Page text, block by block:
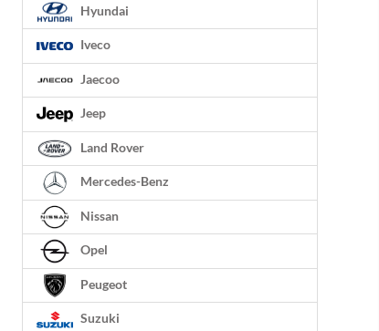
Hyundai
Iveco
Jaecoo
Jeep
Land Rover
Mercedes-Benz
Nissan
Opel
Peugeot
Suzuki